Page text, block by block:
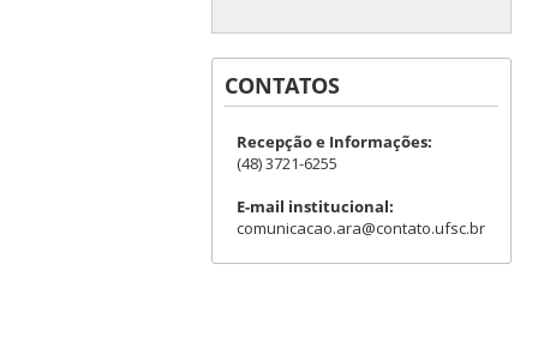
CONTATOS
Recepção e Informações:
(48) 3721-6255
E-mail institucional:
comunicacao.ara@contato.ufsc.br